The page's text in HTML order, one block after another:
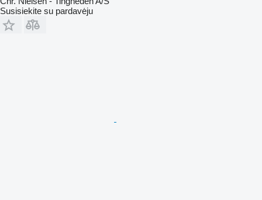
Susisiekite su pardavėju